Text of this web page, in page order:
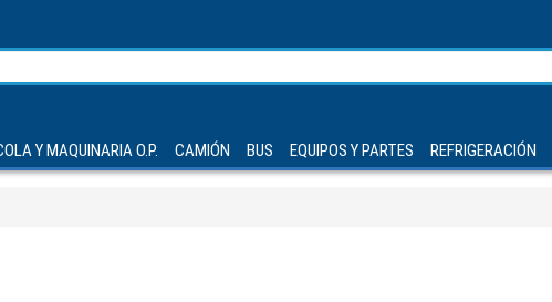
Y MAQUINARIA O.P. CAMIÓN BUS EQUIPOS Y PARTES REFRIGERACIÓN